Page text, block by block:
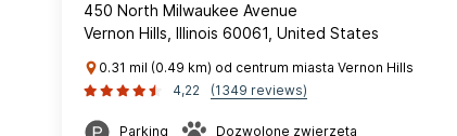
450 North Milwaukee Avenue
Vernon Hills, Illinois 60061, United States
0.31 mil (0.49 km) od centrum miasta Vernon Hills
4,22
(1349 reviews)
Parking Dozwolone zwierzęta